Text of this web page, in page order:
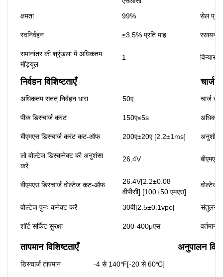
क्षमता
99% सेल
स्वनिर्वहन ≤3.5% प्रति माह रसायन
समानांतर की श्रृंखला में अधिकतम
मॉड्यूल
1 विन्यास
निर्वहन विशिष्टताएँ चार्ज
अधिकतम सतत् निर्वहन धारा 50ए चार्ज
पीक डिस्चार्ज करंट 150ए≤5s
बीएमएस डिस्चार्ज करंट कट-ऑफ 200ए±20ए [2.2±1ms] अनुशंसित
लो वोल्टेज डिस्कनेक्ट की अनुशंसा
करें
26.4V
बीएमएस डिस्चार्ज वोल्टेज कट-ऑफ
26.4V[2.2±0.08
वीपीसी] [100±50 एमएस]
वोल्टेज
वोल्टेज पुनः कनेक्ट करें 30वी[2.5±0.1vpc] संतुलन
शॉर्ट सर्किट सुरक्षा 200-400μएस वर्तमान
तापमान विशिष्टताएँ अनुपालन
डिस्चार्ज तापमान -4 से 140℉[-20 से 60℃]